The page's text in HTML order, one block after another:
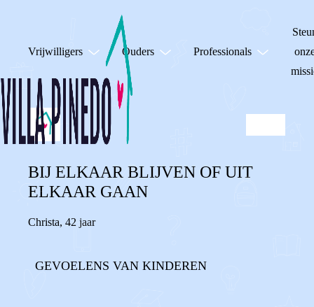
Vrijwilligers Ouders Professionals
BIJ ELKAAR BLIJVEN OF UIT
ELKAAR GAAN
Christa, 42 jaar
GEVOELENS VAN KINDEREN